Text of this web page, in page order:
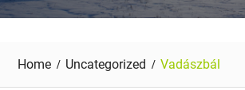
Home Uncategorized Vadászbál